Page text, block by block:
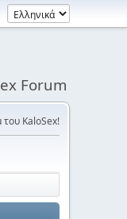
Forum
KaloSex!